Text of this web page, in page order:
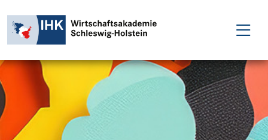
FÜR EINZELPERSONEN
FÜR UNTERNEHMEN
PROJEKTE